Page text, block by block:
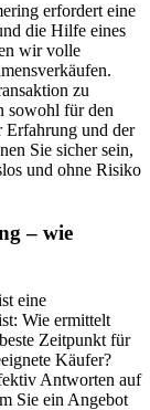
erfordert eine
die Hilfe eines
wir volle
zu
sowohl für den
Erfahrung und der
Sie sicher sein,
und ohne Risiko
– wie
eine
Wie ermittelt
Zeitpunkt für
Käufer?
Antworten auf
Sie ein Angebot